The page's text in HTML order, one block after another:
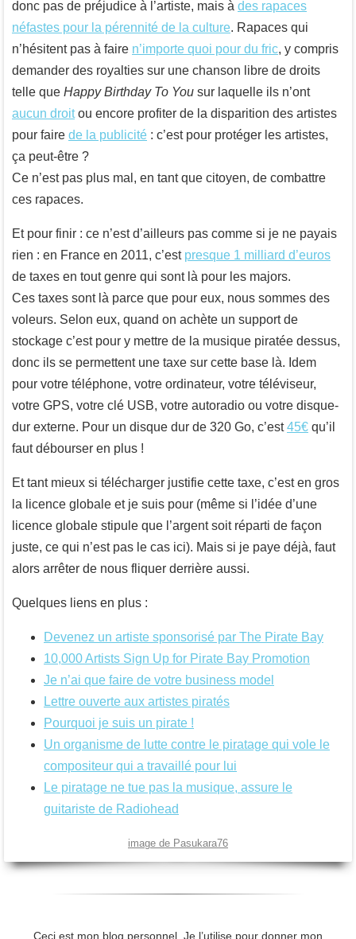
donc pas de préjudice à l’artiste, mais à des rapaces
néfastes pour la pérennité de la culture. Rapaces qui
n’hésitent pas à faire n’importe quoi pour du fric, y compris
demander des royalties sur une chanson libre de droits
telle que Happy Birthday To You sur laquelle ils n’ont
aucun droitou encore profiter de la disparition des artistes
pour faire de la publicité : c’est pour protéger les artistes,
ça peut-être ?
Ce n’est pas plus mal, en tant que citoyen, de combattre
ces rapaces.
Et pour finir : ce n’est d’ailleurs pas comme si je ne payais
rien : en France en 2011, c’est presque 1 milliard d’euros
de taxes en tout genre qui sont là pour les majors.
Ces taxes sont là parce que pour eux, nous sommes des
voleurs. Selon eux, quand on achète un support de
stockage c’est pour y mettre de la musique piratée dessus,
donc ils se permettent une taxe sur cette base là. Idem
pour votre téléphone, votre ordinateur, votre téléviseur,
votre GPS, votre clé USB, votre autoradio ou votre disque-
dur externe. Pour un disque dur de 320 Go, c’est45€ qu’il
faut débourser en plus !
Et tant mieux si télécharger justifie cette taxe, c’est en gros
la licence globale et je suis pour (même si l’idée d’une
licence globale stipule que l’argent soit réparti de façon
juste, ce qui n’est pas le cas ici). Mais si je paye déjà, faut
alors arrêter de nous fliquer derrière aussi.
Quelques liens en plus :
Devenez un artiste sponsorisé par The Pirate Bay
10,000 Artists Sign Up for Pirate Bay Promotion
Je n’ai que faire de votre business model
Lettre ouverte aux artistes piratés
Pourquoi je suis un pirate !
Un organisme de lutte contre le piratage qui vole le
compositeur qui a travaillé pour lui
Le piratage ne tue pas la musique, assure le
guitariste de Radiohead
image de Pasukara76
Ceci est mon blog personnel. Je l’utilise pour donner mon